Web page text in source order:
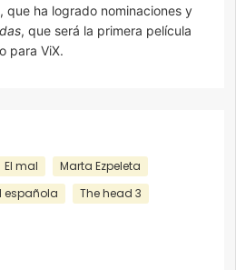
que ha logrado nominaciones y
, que será la primera película
para ViX.
El mal
Marta Ezpeleta
española
The head 3